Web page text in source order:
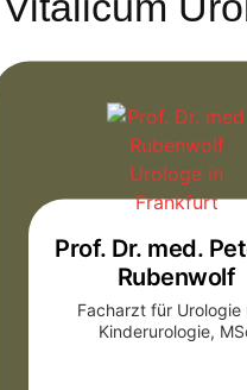
Prof. Dr. med.
Rubenwolf
Facharzt für Urologie
Kinderurologie,